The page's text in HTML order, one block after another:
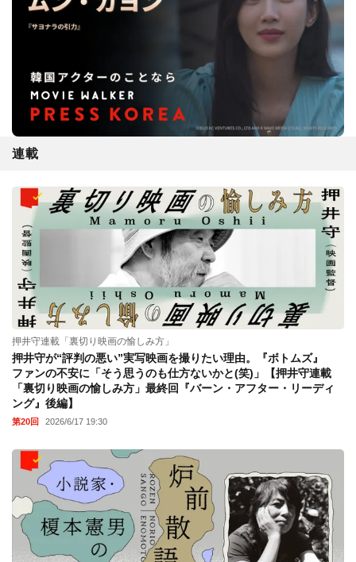
連載
押井守連載「裏切り映画の愉しみ方」
押井守が“評判の悪い”実写映画を撮りたい理由。『ボトムズ』
ファンの不安に「そう思うのも仕方ないかと(笑)」【押井守連載
「裏切り映画の愉しみ方」最終回『バーン・アフター・リーディ
ング』後編】
第20回 2026/6/17 19:30